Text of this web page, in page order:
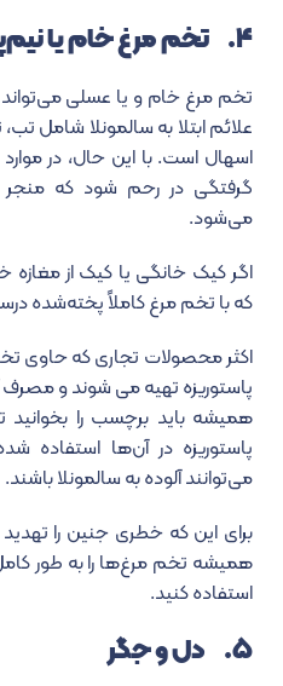
۴. تخم مرغ خام یا نیم‌پز
تخم مرغ خام و یا عسلی می‌تواند
علائم ابتلا به سالمونلا شامل
اسهال است. با این حال، در
گرفتگی در رحم شود که منجر
می‌شود.
اگر کیک خانگی یا کیک از
که با تخم مرغ کاملاً پخته‌شده
اکثر محصولات تجاری که حاوی
پاستوریزه تهیه می شوند و
همیشه باید برچسب را
پاستوریزه در آن‌ها
می‌توانند آلوده به سالمونلا باشند.
برای این که خطری جنین را
همیشه تخم مرغ‌ها را به طور کامل
استفاده کنید.
۵. دل و جگر